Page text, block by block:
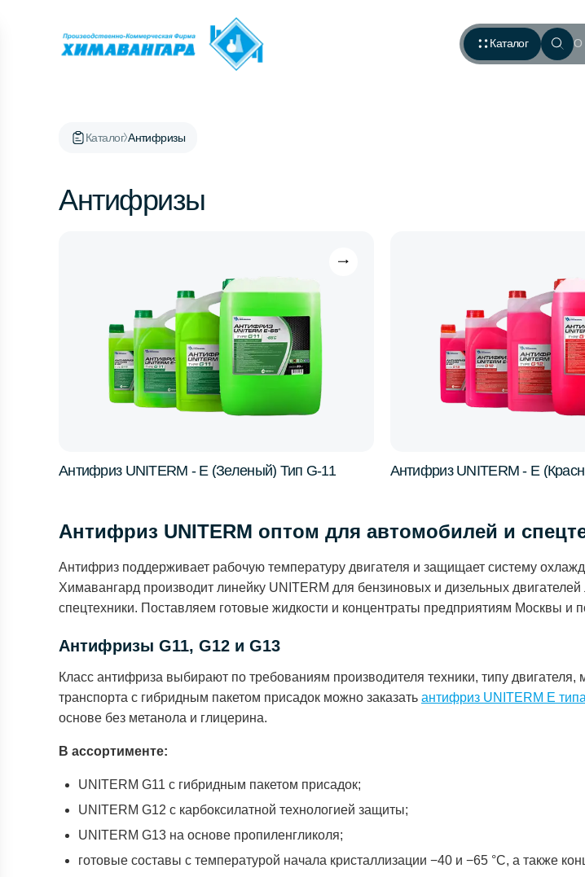
Каталог О
Каталог Антифризы
Антифризы
Антифриз UNITERM - E (Зеленый) Тип G-11 Антифриз UNITERM - E
Антифриз UNITERM оптом для автомобилей и
Антифриз поддерживает рабочую температуру двигателя и защищает систему
Химавангард производит линейку UNITERM для бензиновых и дизельных
спецтехники. Поставляем готовые жидкости и концентраты предприятиям Москвы и
Антифризы G11, G12 и G13
Класс антифриза выбирают по требованиям производителя техники, типу
транспорта с гибридным пакетом присадок можно заказать антифриз UNITERM E
основе без метанола и глицерина.
В ассортименте:
UNITERM G11 с гибридным пакетом присадок;
UNITERM G12 с карбоксилатной технологией защиты;
UNITERM G13 на основе пропиленгликоля;
готовые составы с температурой начала кристаллизации −40 и −65 °C, а также